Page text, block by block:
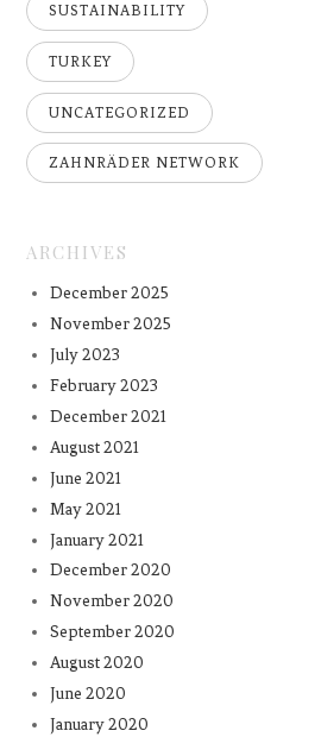
SUSTAINABILITY
TURKEY
UNCATEGORIZED
ZAHNRÄDER NETWORK
ARCHIVES
December 2025
November 2025
July 2023
February 2023
December 2021
August 2021
June 2021
May 2021
January 2021
December 2020
November 2020
September 2020
August 2020
June 2020
January 2020